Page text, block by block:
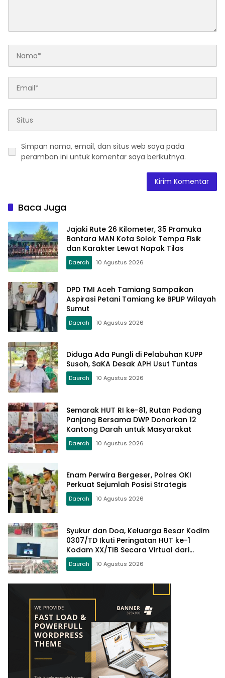
Simpan nama, email, dan situs web saya pada
peramban ini untuk komentar saya berikutnya.
Baca Juga
Jajaki Rute 26 Kilometer, 35 Pramuka
Bantara MAN Kota Solok Tempa Fisik
dan Karakter Lewat Napak Tilas
Daerah 10 Agustus 2026
DPD TMI Aceh Tamiang Sampaikan
Aspirasi Petani Tamiang ke BPLIP Wilayah
Sumut
Daerah 10 Agustus 2026
Diduga Ada Pungli di Pelabuhan KUPP
Susoh, SaKA Desak APH Usut Tuntas
Daerah 10 Agustus 2026
Semarak HUT RI ke-81, Rutan Padang
Panjang Bersama DWP Donorkan 12
Kantong Darah untuk Masyarakat
Daerah 10 Agustus 2026
Enam Perwira Bergeser, Polres OKI
Perkuat Sejumlah Posisi Strategis
Daerah 10 Agustus 2026
Syukur dan Doa, Keluarga Besar Kodim
0307/TD Ikuti Peringatan HUT ke-1
Kodam XX/TIB Secara Virtual dari
Padang
Daerah 10 Agustus 2026